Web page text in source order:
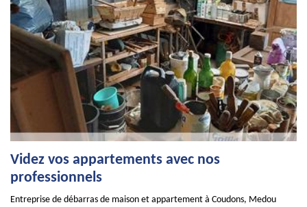
Videz vos appartements avec nos
professionnels
Entreprise de débarras de maison et appartement à Coudons, Medou